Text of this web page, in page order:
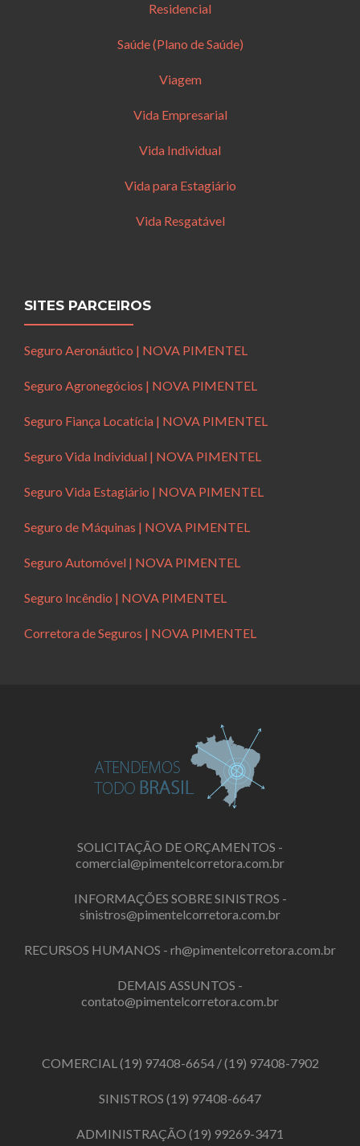
Residencial
Saúde (Plano de Saúde)
Viagem
Vida Empresarial
Vida Individual
Vida para Estagiário
Vida Resgatável
SITES PARCEIROS
Seguro Aeronáutico | NOVA PIMENTEL
Seguro Agronegócios | NOVA PIMENTEL
Seguro Fiança Locatícia | NOVA PIMENTEL
Seguro Vida Individual | NOVA PIMENTEL
Seguro Vida Estagiário | NOVA PIMENTEL
Seguro de Máquinas | NOVA PIMENTEL
Seguro Automóvel | NOVA PIMENTEL
Seguro Incêndio | NOVA PIMENTEL
Corretora de Seguros | NOVA PIMENTEL
SOLICITAÇÃO DE ORÇAMENTOS -
comercial@pimentelcorretora.com.br
INFORMAÇÕES SOBRE SINISTROS -
sinistros@pimentelcorretora.com.br
RECURSOS HUMANOS - rh@pimentelcorretora.com.br
DEMAIS ASSUNTOS -
contato@pimentelcorretora.com.br
COMERCIAL(19) 97408-6654/(19) 97408-7902
SINISTROS (19) 97408-6647
ADMINISTRAÇÃO (19) 99269-3471